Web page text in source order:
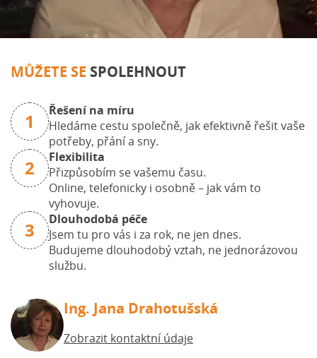
MŮŽETE SE SPOLEHNOUT
1
Řešení na míru
Hledáme cestu společně, jak efektivně řešit vaše
potřeby, přání a sny.
2
Flexibilita
Přizpůsobím se vašemu času.
Online, telefonicky i osobně – jak vám to
vyhovuje.
3
Dlouhodobá péče
Jsem tu pro vás i za rok, ne jen dnes.
Budujeme dlouhodobý vztah, ne jednorázovou
službu.
Ing. Jana Drahotušská
Zobrazit kontaktní údaje